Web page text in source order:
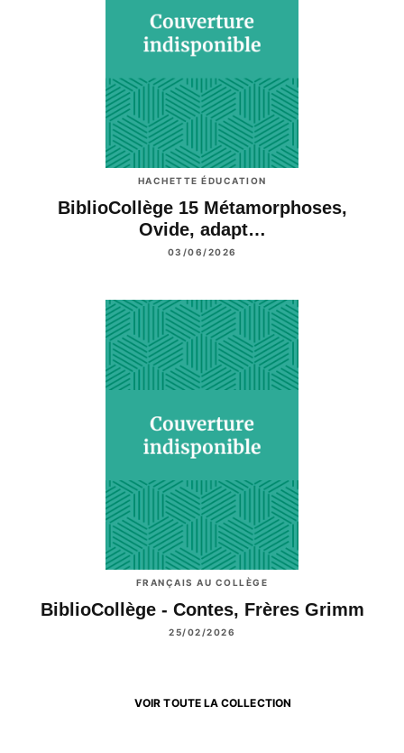
HACHETTE ÉDUCATION
BiblioCollège 15 Métamorphoses,
Ovide, adapt…
03/06/2026
FRANÇAIS AU COLLÈGE
BiblioCollège - Contes, Frères Grimm
25/02/2026
VOIR TOUTE LA COLLECTION